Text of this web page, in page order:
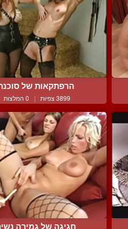
הרפתקאות של
3899 צפיות | 0 המלצות
חגיגה של גמירה